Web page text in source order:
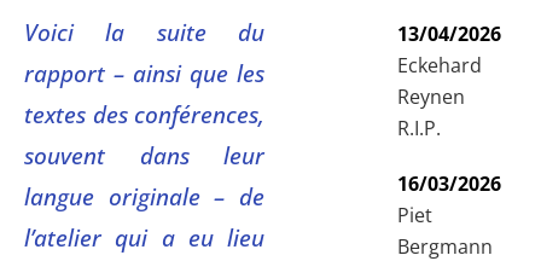
Voici la suite du
rapport – ainsi que les
textes des conférences,
souvent dans leur
langue originale – de
l’atelier qui a eu lieu
13/04/2026
Eckehard
Reynen
R.I.P.
16/03/2026
Piet
Bergmann